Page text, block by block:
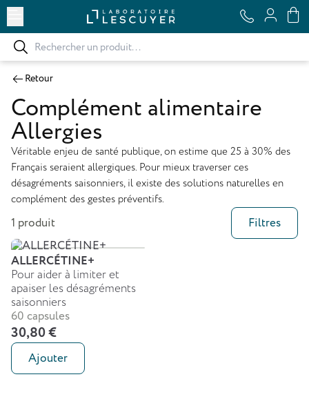
Retour
Complément alimentaire
Allergies
Véritable enjeu de santé publique, on estime que 25 à 30% des
Français seraient allergiques. Pour mieux traverser ces
désagréments saisonniers, il existe des solutions naturelles en
complément des gestes préventifs.
1 produit Filtres
ALLERCÉTINE+
Pour aider à limiter et
apaiser les désagréments
saisonniers
60 capsules
30,80 €
Ajouter